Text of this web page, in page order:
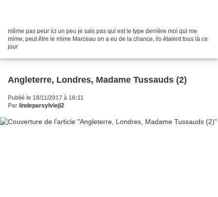
même pas peur ici un peu je sais pas qui est le type derrière moi qui me
mime, peut être le mime Marceau on a eu de la chance, ils étaient tous là ce
jour
Angleterre, Londres, Madame Tussauds (2)
Publié le 18/11/2017 à 16:11
Par lindeparsylviejl2